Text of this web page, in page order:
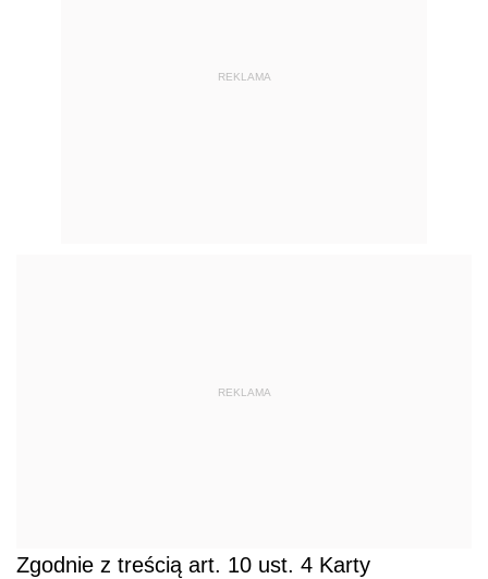
REKLAMA
REKLAMA
Zgodnie z treścią art. 10 ust. 4 Karty